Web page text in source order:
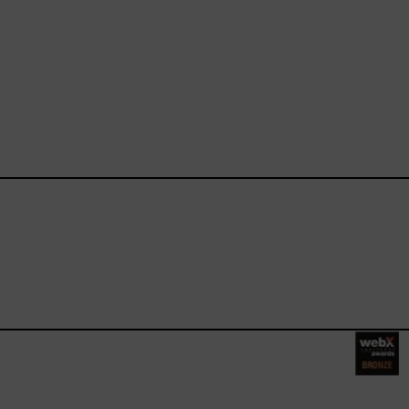
happysizes/
user/